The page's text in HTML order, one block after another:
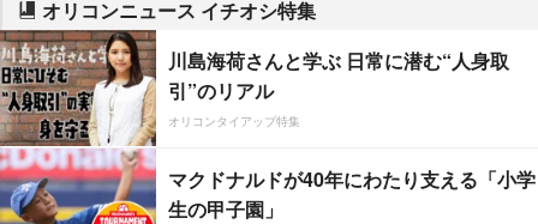
オリコンニュース イチオシ特集
川島海荷さんと学ぶ 日常に潜む“人身取
引”のリアル
オリコンタイアップ特集
マクドナルドが40年にわたり支える「小学
生の甲子園」